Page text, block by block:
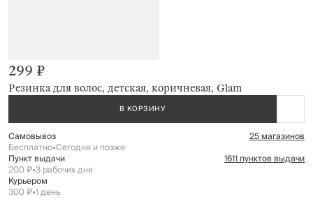
Резинка для волос, детская, коричневая, Glam
299 ₽
В КОРЗИНУ
Самовывоз 25 магазинов
Бесплатно•Сегодня и позже
Пункт выдачи 1611 пунктов выдачи
200 ₽•3 рабочих дня
Курьером
300 ₽•1 день